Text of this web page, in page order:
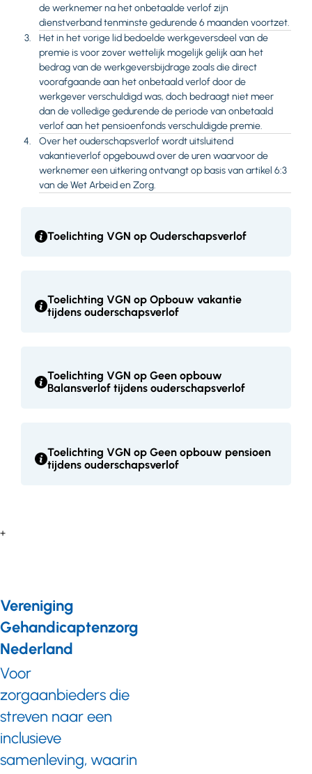
de werknemer na het onbetaalde verlof zijn
dienstverband tenminste gedurende 6 maanden voortzet.
Het in het vorige lid bedoelde werkgeversdeel van de
premie is voor zover wettelijk mogelijk gelijk aan het
bedrag van de werkgeversbijdrage zoals die direct
voorafgaande aan het onbetaald verlof door de
werkgever verschuldigd was, doch bedraagt niet meer
dan de volledige gedurende de periode van onbetaald
verlof aan het pensioenfonds verschuldigde premie.
Over het ouderschapsverlof wordt uitsluitend
vakantieverlof opgebouwd over de uren waarvoor de
werknemer een uitkering ontvangt op basis van artikel 6:3
van de Wet Arbeid en Zorg.
Toelichting VGN op Ouderschapsverlof
Toelichting VGN op Opbouw vakantie
tijdens ouderschapsverlof
Toelichting VGN op Geen opbouw
Balansverlof tijdens ouderschapsverlof
Toelichting VGN op Geen opbouw pensioen
tijdens ouderschapsverlof
+
Vereniging
Gehandicaptenzorg
Nederland
Voor
zorgaanbieders die
streven naar een
inclusieve
samenleving, waarin